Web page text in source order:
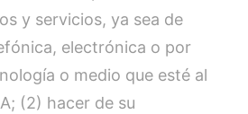
y servicios, ya sea de
electrónica o por
o medio que esté al
(2) hacer de su